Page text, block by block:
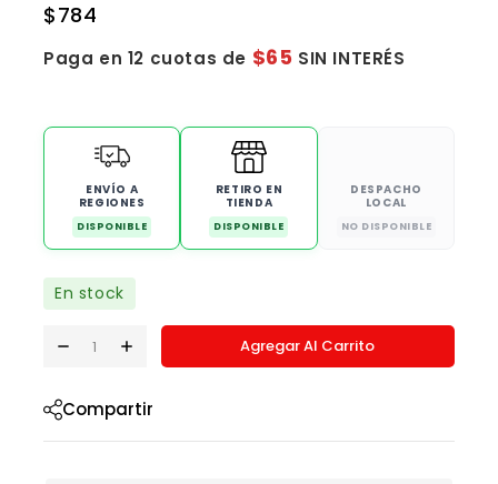
$784
Paga en 12 cuotas de $65 SIN INTERÉS
ENVÍO A
REGIONES
DISPONIBLE
RETIRO EN
TIENDA
DISPONIBLE
DESPACHO
LOCAL
NO DISPONIBLE
En stock
Agregar Al Carrito
Compartir